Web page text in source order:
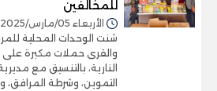
للمخالفين
الأربعاء 05/مارس/2025 - 12:07 م
شنت الوحدات المحلية
والقرى حملات مكبرة على
النارية، بالتنسيق مع
التموين، وشرطة